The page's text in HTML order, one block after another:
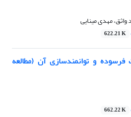
مهدی مینایی
622.21 K
و توانمندسازی آن (مطالعه
662.22 K